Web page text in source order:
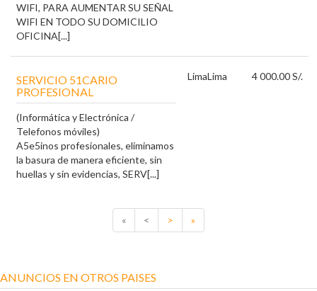
WIFI, PARA AUMENTAR SU SEÑAL
WIFI EN TODO SU DOMICILIO
OFICINA[...]
SERVICIO 51CARIO
PROFESIONAL
(Informática y Electrónica /
Telefonos móviles)
A5e5inos profesionales, eliminamos
la basura de manera eficiente, sin
huellas y sin evidencias, SERV[...]
LimaLima 4 000.00 S/.
« < > »
ANUNCIOS EN OTROS PAISES